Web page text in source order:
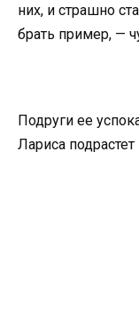
них, и страшно
брать пример, —
Подруги ее
Лариса подрастет